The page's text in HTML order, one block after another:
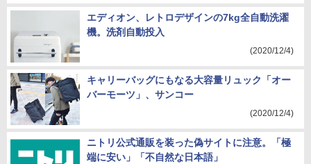
エディオン、レトロデザインの7kg全自動洗濯
機。洗剤自動投入
(2020/12/4)
キャリーバッグにもなる大容量リュック「オー
バーモーツ」、サンコー
(2020/12/4)
ニトリ公式通販を装った偽サイトに注意。「極
端に安い」「不自然な日本語」